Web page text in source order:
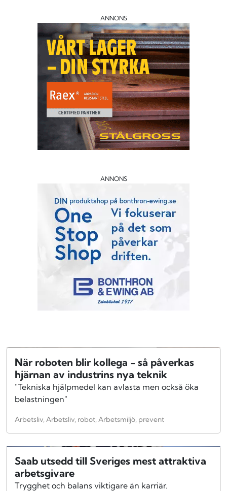
ANNONS
ANNONS
När roboten blir kollega - så påverkas
hjärnan av industrins nya teknik
"Tekniska hjälpmedel kan avlasta men också öka
belastningen"
Arbetsliv, Arbetsliv, robot, Arbetsmiljö, prevent
Saab utsedd till Sveriges mest attraktiva
arbetsgivare
Trygghet och balans viktigare än karriär.